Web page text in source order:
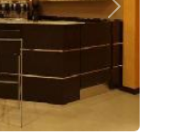
Weiter